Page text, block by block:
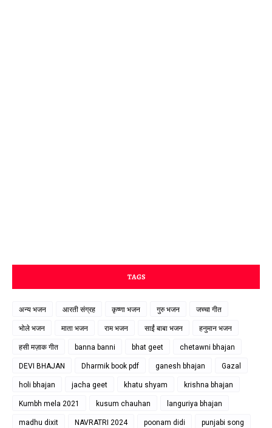
TAGS
अन्य भजन आरती संग्रह कृष्णा भजन गुरु भजन जच्चा गीत
भोले भजन माता भजन राम भजन साईं बाबा भजन हनुमान भजन
हसी मज़ाक गीत banna banni bhat geet chetawni bhajan
DEVI BHAJAN Dharmik book pdf ganesh bhajan Gazal
holi bhajan jacha geet khatu shyam krishna bhajan
Kumbh mela 2021 kusum chauhan languriya bhajan
madhu dixit NAVRATRI 2024 poonam didi punjabi song